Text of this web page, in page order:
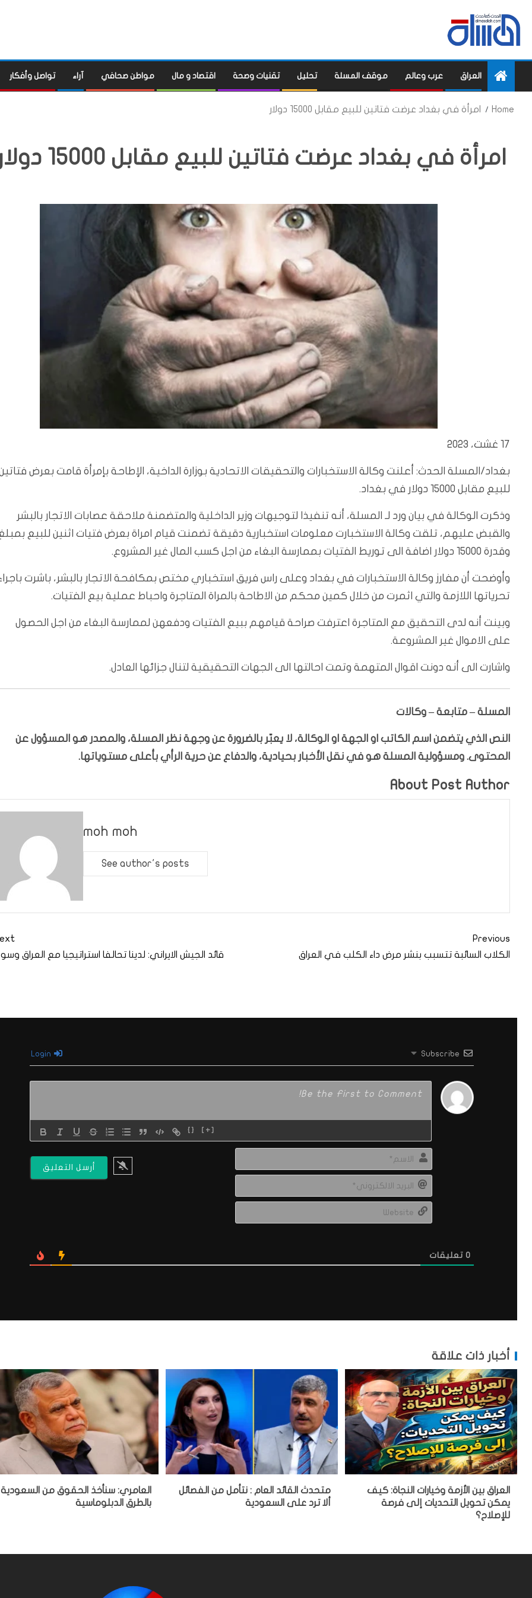
العراق عرب وعالم موقف المسلة تحليل تقنيات وصحة اقتصاد و مال مواطن صحافي آراء تواصل وأفكار
Home امرأة في بغداد عرضت فتاتين للبيع مقابل 15000 دولار
امرأة في بغداد عرضت فتاتين للبيع مقابل 15000 دولار
17 غشت، 2023
بغداد/المسلة الحدث: أعلنت وكالة الاستخبارات والتحقيقات الاتحادية بوزارة الداخية، الإطاحة بإمرأة قامت بعرض
للبيع مقابل 15000 دولار في بغداد.
وذكرت الوكالة في بيان ورد لـ المسلة، أنه تنفيذا لتوجيهات وزير الداخلية والمتضمنة ملاحقة عصابات الاتجار بالبشر
والقبض عليهم، تلقت وكالة الاستخبارت معلومات استخبارية دقيقة تضمنت قيام امراة بعرض فتيات اثنين للبيع
وقدرة 15000 دولار اضافة الى توريط الفتيات بممارسة البغاء من اجل كسب المال غير المشروع.
وأوضحت أن مفارز وكالة الاستخبارات في بغداد وعلى راس فريق استخباري مختص بمكافحة الاتجار بالبشر، باشرت
تحرياتها اللازمة والتي اثمرت من خلال كمين محكم من الاطاحة بالمراة المتاجرة واحباط عملية بيع الفتيات.
وبينت أنه لدى التحقيق مع المتاجرة اعترفت صراحة قيامهم ببيع الفتيات ودفعهن لممارسة البغاء من اجل الحصول
على الاموال غير المشروعة.
واشارت الى أنه دونت اقوال المتهمة وتمت احالتها الى الجهات التحقيقية لتنال جزائها العادل.
المسلة – متابعة – وكالات
النص الذي يتضمن اسم الكاتب او الجهة او الوكالة، لا يعبّر بالضرورة عن وجهة نظر المسلة، والمصدر هو المسؤول عن
المحتوى. ومسؤولية المسلة هو في نقل الأخبار بحيادية، والدفاع عن حرية الرأي بأعلى مستوياتها.
About Post Author
moh moh
See author's posts
Previous
الكلاب السائبة تتسبب بنشر مرض داء الكلب في العراق
قائد الجيش الايراني: لدينا تحالفا استراتيجيا مع العراق
Subscribe
{} [+]
0 تعليقات
أخبار ذات علاقة
العراق بين الأزمة وخيارات النجاة: كيف
يمكن تحويل التحديات إلى فرصة
للإصلاح؟
متحدث القائد العام : نتأمل من الفصائل
ألا ترد على السعودية
العامري: سنأخذ الحقوق من السعودية
بالطرق الدبلوماسية